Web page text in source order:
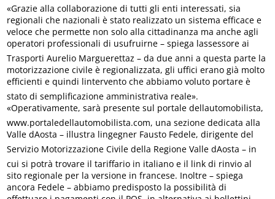
«Grazie alla collaborazione di tutti gli enti interessati, sia
regionali che nazionali è stato realizzato un sistema efficace e
veloce che permette non solo alla cittadinanza ma anche agli
operatori professionali di usufruirne – spiega lassessore ai
Trasporti Aurelio Marguerettaz – da due anni a questa parte la
motorizzazione civile è regionalizzata, gli uffici erano già molto
efficienti e quindi lintervento che abbiamo voluto portare è
stato di semplificazione amministrativa reale».
«Operativamente, sarà presente sul portale dellautomobilista,
www.portaledellautomobilista.com, una sezione dedicata alla
Valle dAosta – illustra lingegner Fausto Fedele, dirigente del
Servizio Motorizzazione Civile della Regione Valle dAosta – in
cui si potrà trovare il tariffario in italiano e il link di rinvio al
sito regionale per la versione in francese. Inoltre – spiega
ancora Fedele – abbiamo predisposto la possibilità di